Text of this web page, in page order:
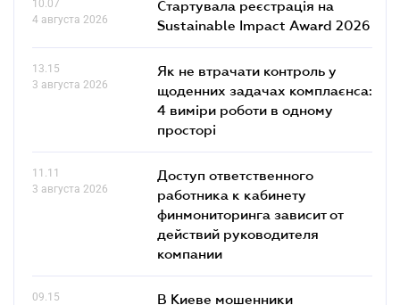
10.07
4 августа 2026
Стартувала реєстрація на
Sustainable Impact Award 2026
13.15
3 августа 2026
Як не втрачати контроль у
щоденних задачах комплаєнса:
4 виміри роботи в одному
просторі
11.11
3 августа 2026
Доступ ответственного
работника к кабинету
финмониторинга зависит от
действий руководителя
компании
09.15
В Киеве мошенники